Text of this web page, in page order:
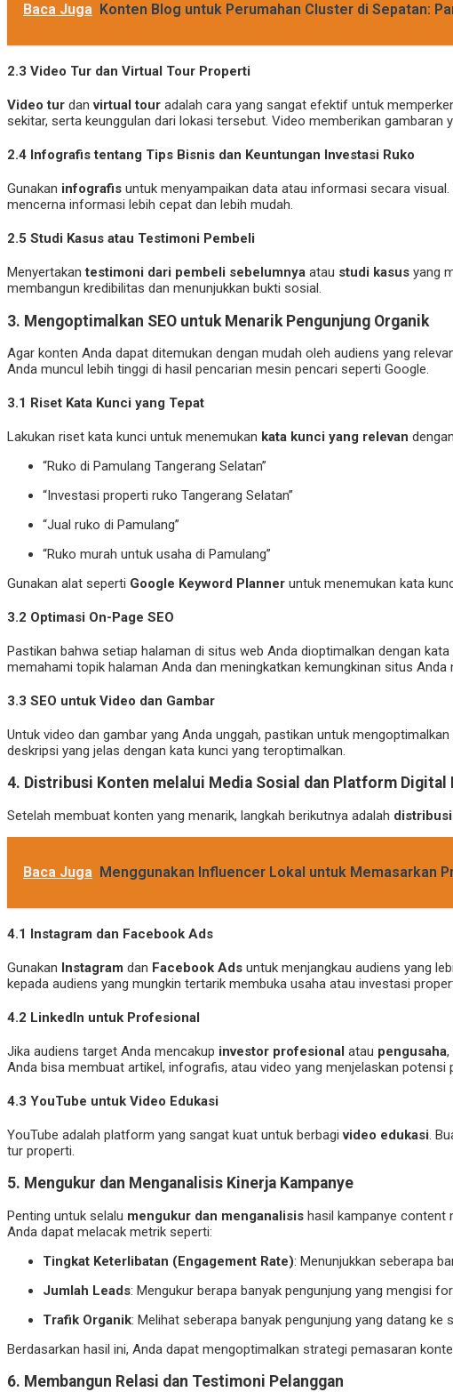
Baca Juga Konten Blog untuk Perumahan Cluster di Sepatan:
2.3 Video Tur dan Virtual Tour Properti
Video tur danvirtual tour adalah cara yang sangat efektif untuk
sekitar, serta keunggulan dari lokasi tersebut. Video memberikan gambaran
2.4 Infografis tentang Tips Bisnis dan Keuntungan Investasi Ruko
Gunakan infografis untuk menyampaikan data atau informasi secara
mencerna informasi lebih cepat dan lebih mudah.
2.5 Studi Kasus atau Testimoni Pembeli
Menyertakantestimoni dari pembeli sebelumnya atau studi kasus yang
membangun kredibilitas dan menunjukkan bukti sosial.
3. Mengoptimalkan SEO untuk Menarik Pengunjung Organik
Agar konten Anda dapat ditemukan dengan mudah oleh audiens yang
Anda muncul lebih tinggi di hasil pencarian mesin pencari seperti Google.
3.1 Riset Kata Kunci yang Tepat
Lakukan riset kata kunci untuk menemukan kata kunci yang relevan
“Ruko di Pamulang Tangerang Selatan”
“Investasi properti ruko Tangerang Selatan”
“Jual ruko di Pamulang”
“Ruko murah untuk usaha di Pamulang”
Gunakan alat seperti Google Keyword Planner untuk menemukan kata
3.2 Optimasi On-Page SEO
Pastikan bahwa setiap halaman di situs web Anda dioptimalkan dengan
memahami topik halaman Anda dan meningkatkan kemungkinan situs Anda
3.3 SEO untuk Video dan Gambar
Untuk video dan gambar yang Anda unggah, pastikan untuk mengoptimalkan
deskripsi yang jelas dengan kata kunci yang teroptimalkan.
4. Distribusi Konten melalui Media Sosial dan Platform Digital
Setelah membuat konten yang menarik, langkah berikutnya adalah
Baca Juga Menggunakan Influencer Lokal untuk Memasarkan
4.1 Instagram dan Facebook Ads
Gunakan Instagram dan Facebook Ads untuk menjangkau audiens yang
kepada audiens yang mungkin tertarik membuka usaha atau investasi
4.2 LinkedIn untuk Profesional
Jika audiens target Anda mencakup investor profesional atau pengusaha,
Anda bisa membuat artikel, infografis, atau video yang menjelaskan potensi
4.3 YouTube untuk Video Edukasi
YouTube adalah platform yang sangat kuat untuk berbagivideo edukasi .
tur properti.
5. Mengukur dan Menganalisis Kinerja Kampanye
Penting untuk selalu mengukur dan menganalisis hasil kampanye content
Anda dapat melacak metrik seperti:
Tingkat Keterlibatan (Engagement Rate): Menunjukkan seberapa
Jumlah Leads: Mengukur berapa banyak pengunjung yang mengisi
Trafik Organik: Melihat seberapa banyak pengunjung yang datang ke
Berdasarkan hasil ini, Anda dapat mengoptimalkan strategi pemasaran
6. Membangun Relasi dan Testimoni Pelanggan